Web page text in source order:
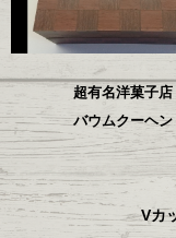
超有名洋菓子店
バウムクーヘン
Vカ